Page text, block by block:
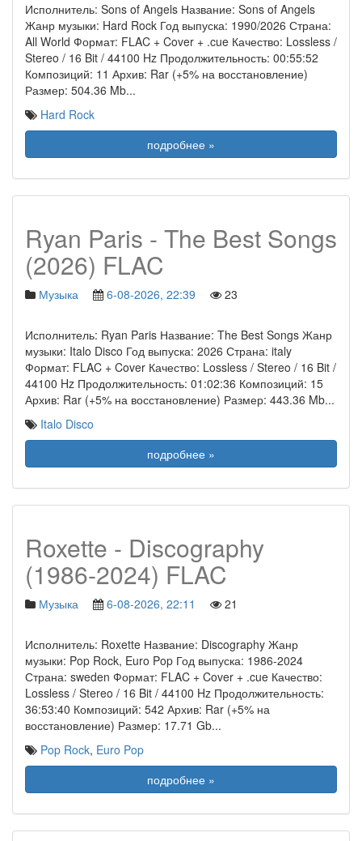
Исполнитель: Sons of Angels Название: Sons of Angels
Жанр музыки: Hard Rock Год выпуска: 1990/2026 Страна:
All World Формат: FLAC + Cover + .cue Качество: Lossless /
Stereo / 16 Bit / 44100 Hz Продолжительность: 00:55:52
Композиций: 11 Архив: Rar (+5% на восстановление)
Размер: 504.36 Mb...
Hard Rock
подробнее »
Ryan Paris - The Best Songs
(2026) FLAC
Музыка 6-08-2026, 22:39 23
Исполнитель: Ryan Paris Название: The Best Songs Жанр
музыки: Italo Disco Год выпуска: 2026 Страна: italy
Формат: FLAC + Cover Качество: Lossless / Stereo / 16 Bit /
44100 Hz Продолжительность: 01:02:36 Композиций: 15
Архив: Rar (+5% на восстановление) Размер: 443.36 Mb...
Italo Disco
подробнее »
Roxette - Discography
(1986-2024) FLAC
Музыка 6-08-2026, 22:11 21
Исполнитель: Roxette Название: Discography Жанр
музыки: Pop Rock, Euro Pop Год выпуска: 1986-2024
Страна: sweden Формат: FLAC + Cover + .cue Качество:
Lossless / Stereo / 16 Bit / 44100 Hz Продолжительность:
36:53:40 Композиций: 542 Архив: Rar (+5% на
восстановление) Размер: 17.71 Gb...
Pop Rock, Euro Pop
подробнее »